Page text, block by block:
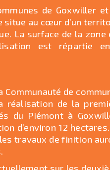
de Goxwiller
situe au cœur d’un
La surface de la zone
est répartie
de
réalisation de la
du Piémont à
d’environ 12
travaux de finition